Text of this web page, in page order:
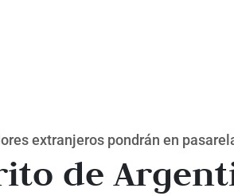
extranjeros pondrán en
de